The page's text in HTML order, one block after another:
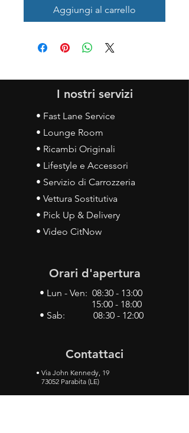
Aggiungi al carrello
I nostri servizi
• Fast Lane Service
• Lounge Room
• Ricambi Originali
• Lifestyle e Accessori
• Servizio di Carrozzeria
• Vettura Sostitutiva
• Pick Up & Delivery
• Video CitNow
Orari d'apertura
• Lun - Ven: 08:30 - 13:00
15:00 - 18:00
• Sab: 08:30 - 12:00
Contattaci
• Via John Kennedy, 19
73052 Parabita (LE)